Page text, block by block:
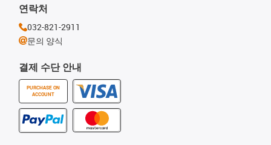
결제 수단 안내
PURCHASE ON
ACCOUNT
연락처
032-821-2911
문의 양식